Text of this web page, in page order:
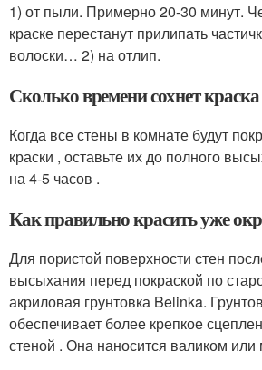
1) от пыли. Примерно 20-30 минут.
краске перестанут прилипать
волоски… 2) на отлип.
Сколько времени сохнет
Когда все стены в комнате будут
краски , оставьте их до полного
на 4-5 часов .
Как правильно красить уже
Для пористой поверхности стен
высыхания перед покраской по
акриловая грунтовка Belinka.
обеспечивает более крепкое
стеной . Она наносится валиком или